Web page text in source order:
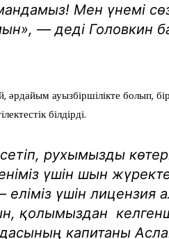
Мен үнемі
— деді Головкин
ауызбіршілікте болып,
білдірді.
рухымызды
үшін шын
үшін лицензия
қолымыздан
капитаны